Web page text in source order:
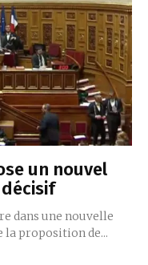
un nouvel
dans une nouvelle
la proposition de...